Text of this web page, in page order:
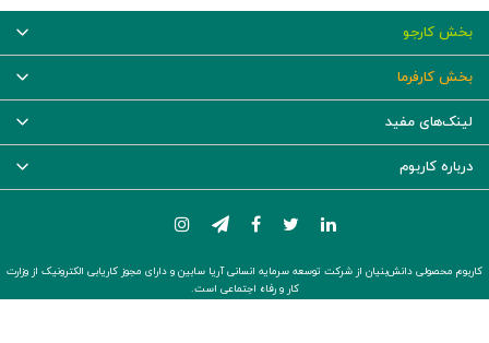
بخش کارجو
بخش کارفرما
لینک‌های مفید
درباره کاربوم
کاربوم محصولی دانش‌بنیان از شرکت توسعه سرمایه انسانی آریا سابین و دارای مجوز کاریابی الکترونیک از وزارت
کار و رفاه اجتماعی است.